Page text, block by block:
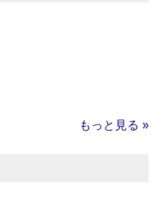
もっと見る »